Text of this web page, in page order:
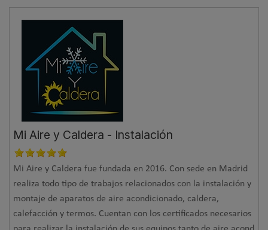
Mi Aire y Caldera - Instalación
Mi Aire y Caldera fue fundada en 2016. Con sede en Madrid
realiza todo tipo de trabajos relacionados con la instalación y
montaje de aparatos de aire acondicionado, caldera,
calefacción y termos. Cuentan con los certificados necesarios